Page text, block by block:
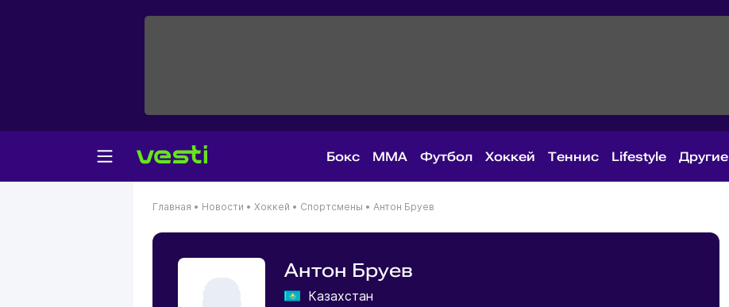
Бокс MMA Футбол Хоккей Теннис Lifestyle Другие
Главная • Новости • Хоккей • Спортсмены • Антон Бруев
Антон Бруев
Казахстан